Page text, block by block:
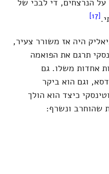
הנרצחים, די לבכי של
[17]
היה אז משורר צעיר,
תרגם את הפואמה
אחדות משלו. גם
וגם הוא ביקר
כיצד הוא הולך
ונשרף: